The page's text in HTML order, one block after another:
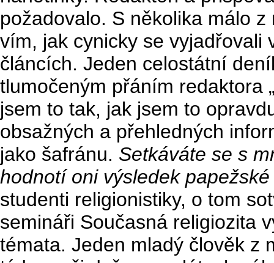
požadovalo. S několika málo
vím, jak cynicky se vyjadřovali
článcích. Jeden celostátní
tlumočeným přáním redaktora
jsem to tak, jak jsem to
obsažných a přehledných
jako šafránu. Setkáváte se s
hodnotí oni výsledek
studenti religionistiky, o tom
semináři Současná religiozita
témata. Jeden mladý člověk z